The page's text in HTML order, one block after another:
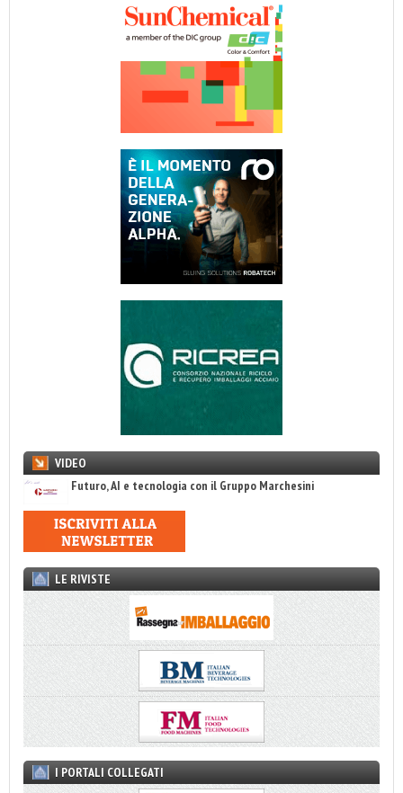
VIDEO
Futuro, AI e tecnologia con il Gruppo Marchesini
LE RIVISTE
I PORTALI COLLEGATI